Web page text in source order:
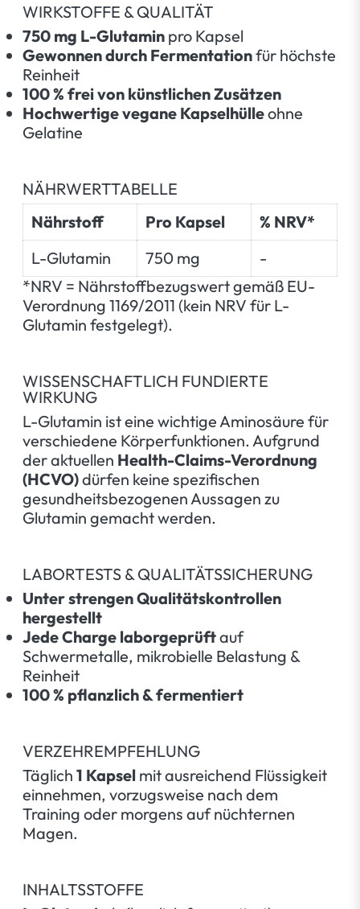
WIRKSTOFFE & QUALITÄT
750 mg L-Glutamin pro Kapsel
Gewonnen durch Fermentationfür höchste
Reinheit
100 % frei von künstlichen Zusätzen
Hochwertige vegane Kapselhülleohne
Gelatine
NÄHRWERTTABELLE
Nährstoff
Pro Kapsel
% NRV*
L-Glutamin
750 mg
-
*NRV = Nährstoffbezugswert gemäß EU-
Verordnung 1169/2011 (kein NRV für L-
Glutamin festgelegt).
WISSENSCHAFTLICH FUNDIERTE
WIRKUNG
L-Glutamin ist eine wichtige Aminosäure für
verschiedene Körperfunktionen. Aufgrund
der aktuellen Health-Claims-Verordnung
(HCVO)dürfen keine spezifischen
gesundheitsbezogenen Aussagen zu
Glutamin gemacht werden.
LABORTESTS & QUALITÄTSSICHERUNG
Unter strengen Qualitätskontrollen
hergestellt
Jede Charge laborgeprüftauf
Schwermetalle, mikrobielle Belastung &
Reinheit
100 % pflanzlich & fermentiert
VERZEHREMPFEHLUNG
Täglich 1 Kapsel mit ausreichend Flüssigkeit
einnehmen, vorzugsweise nach dem
Training oder morgens auf nüchternen
Magen.
INHALTSSTOFFE